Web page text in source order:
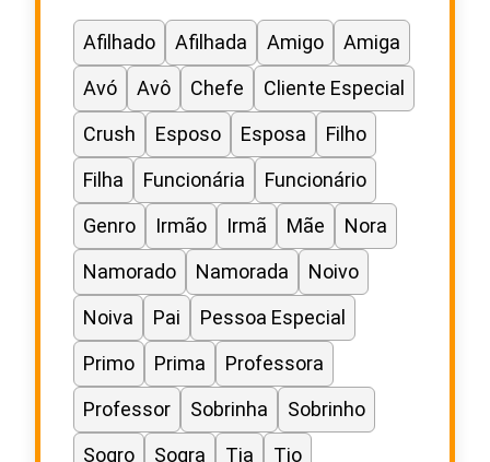
Afilhado Afilhada Amigo
Amiga
Avó
Avô Chefe
Cliente Especial
Crush
Esposo Esposa
Filho
Filha
Funcionária
Funcionário
Genro
Irmão Irmã Mãe
Nora
Namorado
Namorada
Noivo
Noiva
Pai
Pessoa Especial
Primo
Prima
Professora
Professor
Sobrinha
Sobrinho
Sogro
Sogra Tia Tio